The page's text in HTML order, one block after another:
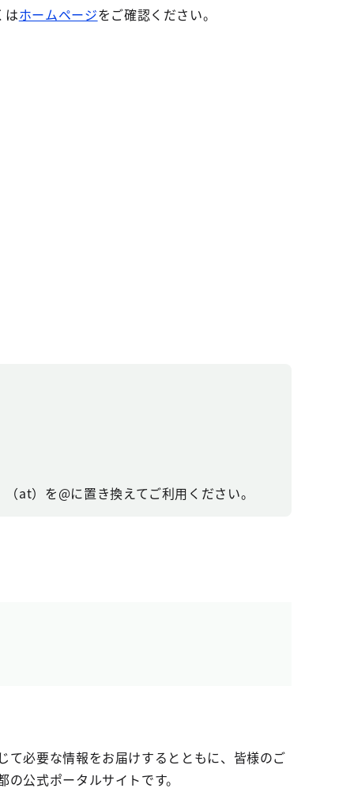
はホームページをご確認ください。
at）を@に置き換えてご利用ください。
て必要な情報をお届けするとともに、皆様のご
公式ポータルサイトです。